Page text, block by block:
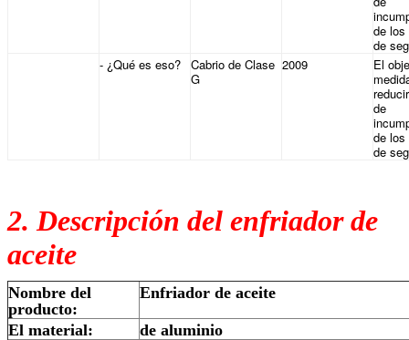
de los
de
- ¿Qué es eso? Cabrio de Clase
G
2009
El
de
de los
de
2. Descripción del enfriador de
aceite
Nombre del
producto:
Enfriador de aceite
El material:
de aluminio